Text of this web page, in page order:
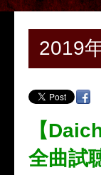
2019
【
全曲試